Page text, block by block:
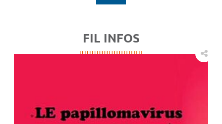
FIL INFOS